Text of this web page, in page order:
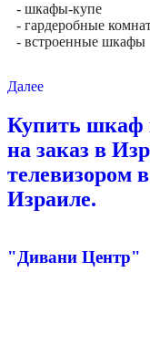
- шкафы-купе
- гардеробные
- встроенные шкафы
Далее
Купить шкаф
на заказ в
телевизором
Израиле.
"Дивани Центр"